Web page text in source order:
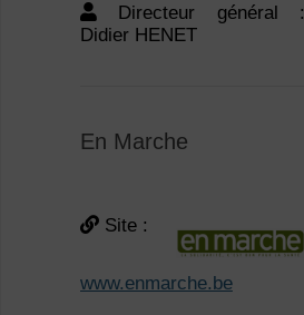
Directeur général :
Didier HENET
En Marche
Site :
www.enmarche.be